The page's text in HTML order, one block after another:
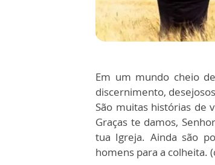
Em um mundo cheio
discernimento,
São muitas histórias de
Graças te damos,
tua Igreja. Ainda são
homens para a colheita.